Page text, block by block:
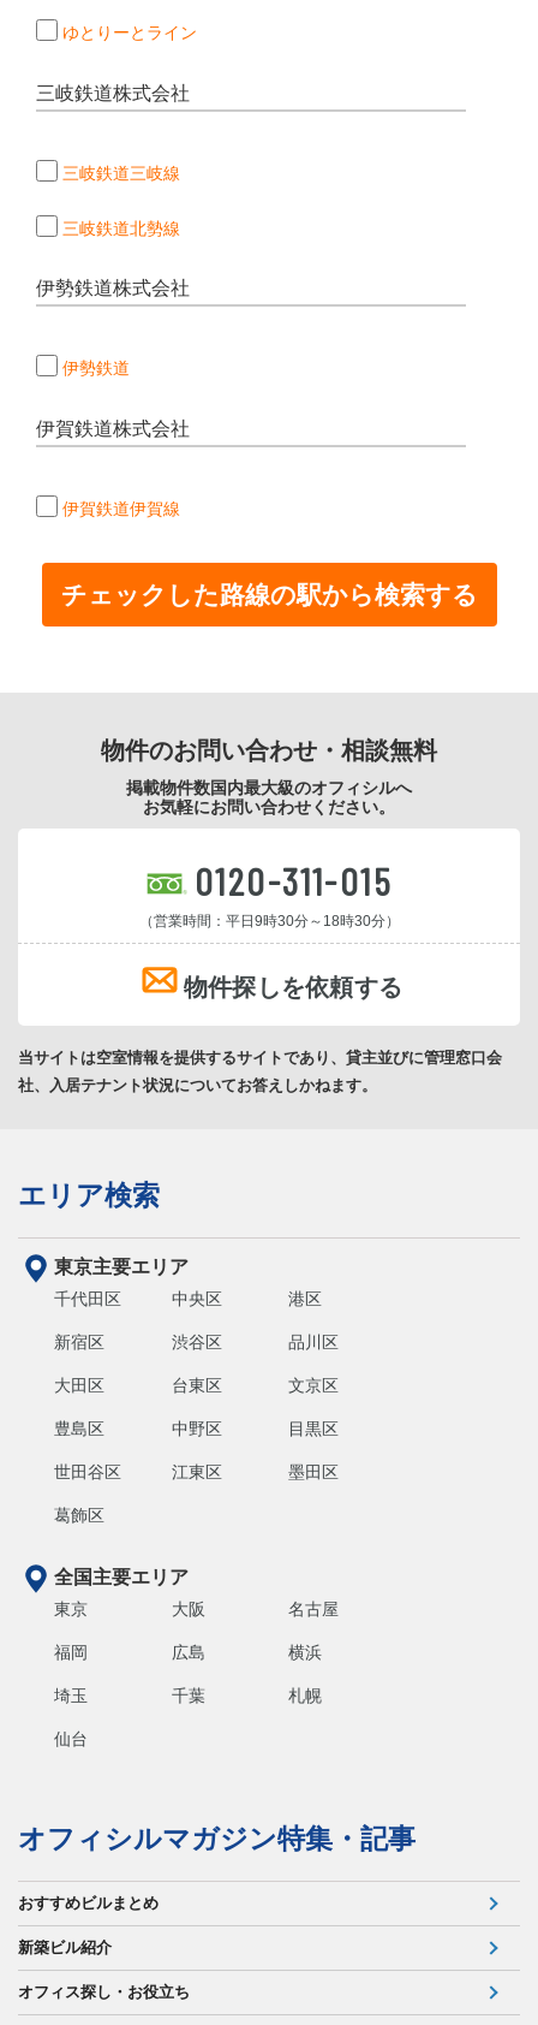
ゆとりーとライン
三岐鉄道株式会社
三岐鉄道三岐線
三岐鉄道北勢線
伊勢鉄道株式会社
伊勢鉄道
伊賀鉄道株式会社
伊賀鉄道伊賀線
物件のお問い合わせ・相談無料
掲載物件数国内最大級のオフィシルへ
お気軽にお問い合わせください。
0120-311-015
（営業時間：平日9時30分～18時30分）
物件探しを依頼する
当サイトは空室情報を提供するサイトであり、貸主並びに管理窓口会
社、入居テナント状況についてお答えしかねます。
エリア検索
東京主要エリア
千代田区 中央区 港区
新宿区 渋谷区 品川区
大田区 台東区 文京区
豊島区 中野区 目黒区
世田谷区 江東区 墨田区
葛飾区
全国主要エリア
東京 大阪 名古屋
福岡 広島 横浜
埼玉 千葉 札幌
仙台
オフィシルマガジン特集・記事
おすすめビルまとめ
新築ビル紹介
オフィス探し・お役立ち